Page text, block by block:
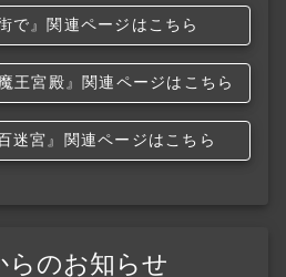
で』関連ページはこちら
魔王宮殿』関連ページはこちら
迷宮』関連ページはこちら
らのお知らせ